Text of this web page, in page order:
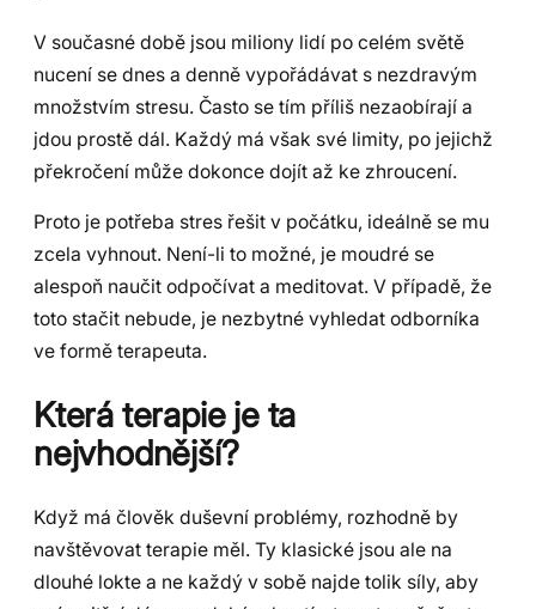
V současné době jsou miliony lidí po celém světě
nucení se dnes a denně vypořádávat s nezdravým
množstvím stresu. Často se tím příliš nezaobírají a
jdou prostě dál. Každý má však své limity, po jejichž
překročení může dokonce dojít až ke zhroucení.
Proto je potřeba stres řešit v počátku, ideálně se mu
zcela vyhnout. Není-li to možné, je moudré se
alespoň naučit odpočívat a meditovat. V případě, že
toto stačit nebude, je nezbytné vyhledat odborníka
ve formě terapeuta.
Která terapie je ta
nejvhodnější?
Když má člověk duševní problémy, rozhodně by
navštěvovat terapie měl. Ty klasické jsou ale na
dlouhé lokte a ne každý v sobě najde tolik síly, aby